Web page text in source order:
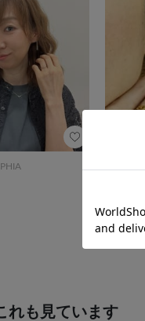
れも見ています